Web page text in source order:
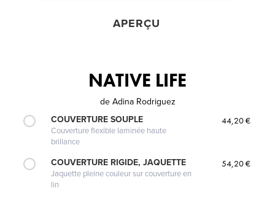
APERÇU
NATIVE LIFE
de Adina Rodriguez
COUVERTURE SOUPLE
Couverture flexible laminée haute
brillance
44,20 €
COUVERTURE RIGIDE, JAQUETTE
Jaquette pleine couleur sur couverture en
lin
54,20 €